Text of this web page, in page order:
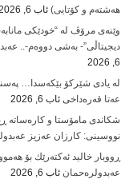
هەشتەم و کۆتایی) ئاب 6, 2026
وێنەی مرۆڤ لە “خودێکی
دیجیتاڵی”- بەشی دووەم-..
6, 2026
لە یادی شێرکۆ بێکەسدا…
عەتا قەرەداخی ئاب 6, 2026
شکاندی مامۆستا و کارەساتە
نووسینی: کارزان عەزیز
ڕووبار خالید ئەكتەرێك بۆ
عەبدولرەحمان ئاب 6, 2026